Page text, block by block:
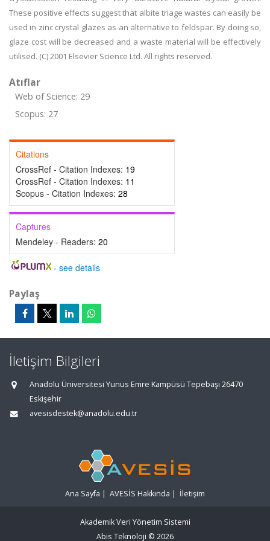
These positive effects suggest that albite triage wastes can easily be
used in zinc crystal glazes as an alternative to feldspar. By doing so,
glaze cost will be decreased and a waste material will be effectively
utilised. (C) 2001 Elsevier Science Ltd. All rights reserved.
Atıflar
Web of Science: 29
Scopus: 27
Citations
CrossRef - Citation Indexes: 19
CrossRef - Citation Indexes: 11
Scopus - Citation Indexes: 28
Captures
Mendeley - Readers: 20
- see details
Paylaş
İletişim Bilgileri
Anadolu Üniversitesi Yunus Emre Kampüsü Tepebaşı 26470
Eskişehir
avesisdestek@anadolu.edu.tr
Ana Sayfa | AVESİS Hakkında | İletişim
Akademik Veri Yönetim Sistemi
Abis Teknoloji © 2026